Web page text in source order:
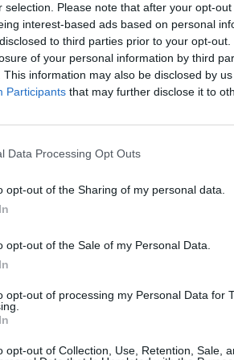
selection. Please note that after your opt-
interest-based ads based on personal
to third parties prior to your opt-
of your personal information by third
This information may also be disclosed by
Participants that may further disclose it to
Data Processing Opt Outs
opt-out of the Sharing of my personal data.
opt-out of the Sale of my Personal Data.
opt-out of processing my Personal Data for
opt-out of Collection, Use, Retention, Sale,
ülése érdekes lesz, de nem
- mondta Ewald Nowotny, az
inti attól a piacot, hogy túlzott
lennie ezzel
ezzel a kijelentéssel kapcsolatban
portfolio.hu hírarchívumához tartozik,
cikkarchívum